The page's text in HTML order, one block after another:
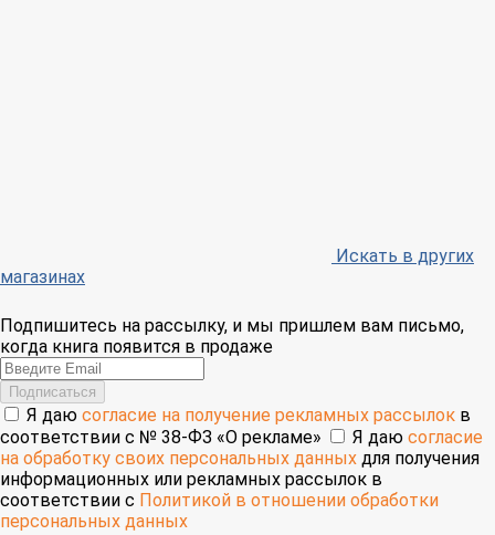
Искать в других
магазинах
Подпишитесь на рассылку, и мы пришлем вам письмо,
когда книга появится в продаже
Email
Подписаться
Я даю согласие на получение рекламных рассылок в
соответствии с № 38-ФЗ «О рекламе»
Я даю согласие
на обработку своих персональных данных для получения
информационных или рекламных рассылок в
соответствии с Политикой в отношении обработки
персональных данных